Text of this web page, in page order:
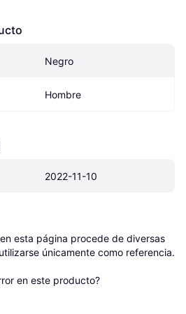
Negro
Hombre
2022-11-10
esta página procede de diversas
únicamente como referencia.
en este producto?